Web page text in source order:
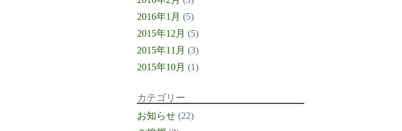
2016年1月 (5)
2015年12月 (5)
2015年11月 (3)
2015年10月 (1)
カテゴリー
お知らせ(22)